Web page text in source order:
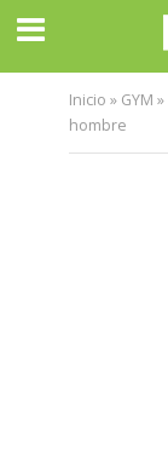
Inicio » GYM »
hombre